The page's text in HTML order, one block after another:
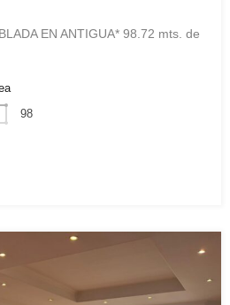
EN ANTIGUA* 98.72 mts. de
98